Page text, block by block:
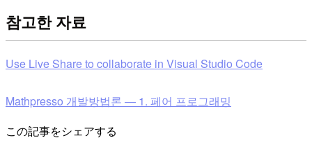
참고한 자료
Use Live Share to collaborate in Visual Studio Code
Mathpresso 개발방법론 — 1. 페어 프로그래밍
この記事をシェアする